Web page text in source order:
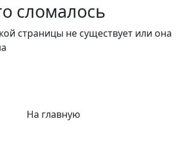
сломалось
страницы не существует или она
На главную